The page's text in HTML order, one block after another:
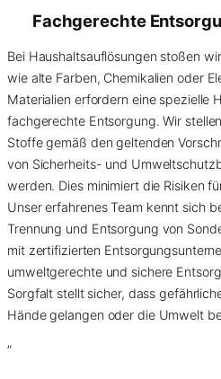
Fachgerechte
Bei Haushaltsauflösungen stoßen
wie alte Farben, Chemikalien oder
Materialien erfordern eine spezielle
fachgerechte Entsorgung. Wir
Stoffe gemäß den geltenden
von Sicherheits- und
werden. Dies minimiert die Risiken
Unser erfahrenes Team kennt sich
Trennung und Entsorgung von
mit zertifizierten
umweltgerechte und sichere
Sorgfalt stellt sicher, dass
Hände gelangen oder die Umwelt
”